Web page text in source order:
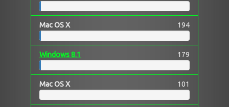
Mac OS X 194
Windows 8.1 179
Mac OS X 101